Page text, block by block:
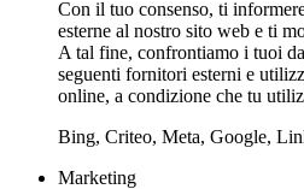
Con il tuo consenso, ti
esterne al nostro sito web e ti
A tal fine, confrontiamo i tuoi
seguenti fornitori esterni e
online, a condizione che tu
Bing, Criteo, Meta, Google,
Marketing